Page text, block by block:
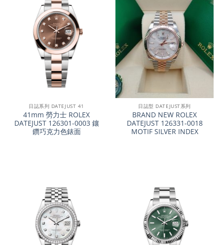
日誌系列 DATEJUST 41
41mm 勞力士 ROLEX
DATEJUST 126301-0003 鑲
鑽巧克力色錶面
日誌型 DATEJUST系列
BRAND NEW ROLEX
DATEJUST 126331-0018
MOTIF SILVER INDEX